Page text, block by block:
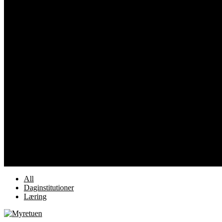
All
Daginstitutioner
Læring